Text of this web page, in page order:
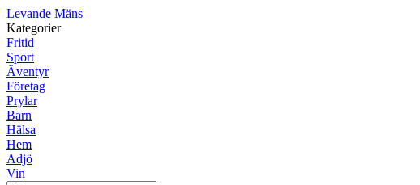
Levande Mäns
Kategorier
Fritid
Sport
Äventyr
Företag
Prylar
Barn
Hälsa
Hem
Adjö
Vin